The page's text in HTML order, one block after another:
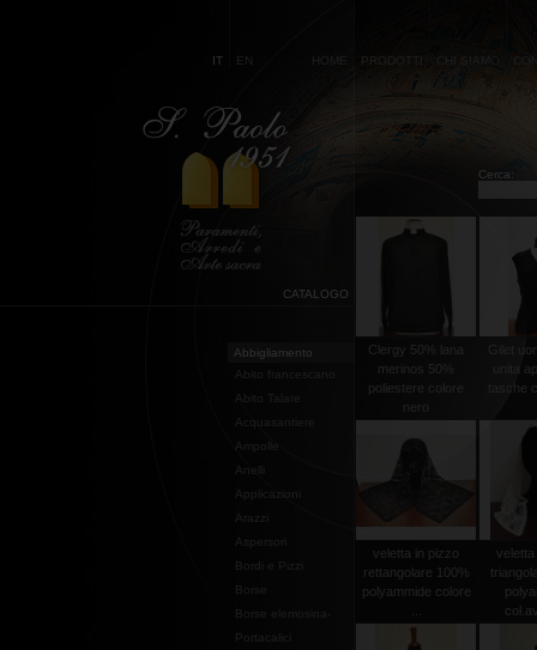
IT EN HOME PRODOTTI CHI SIAMO
Cerca:
CATALOGO
Abbigliamento
Abito francescano
Abito Talare
Acquasantiere
Ampolle
Anelli
Applicazioni
Arazzi
Aspersori
Bordi e Pizzi
Borse
Borse elemosina-
Portacalici
Clergy 50% lana
merinos 50%
poliestere colore
nero
Gilet
unita
tasche
veletta in pizzo
rettangolare 100%
polyammide colore